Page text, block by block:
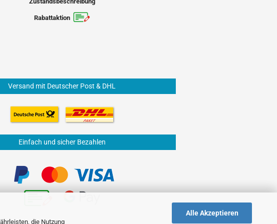
die Nutzung
Alle Akzeptieren
Rabattaktion
Versand mit Deutscher Post & DHL
Einfach und sicher Bezahlen